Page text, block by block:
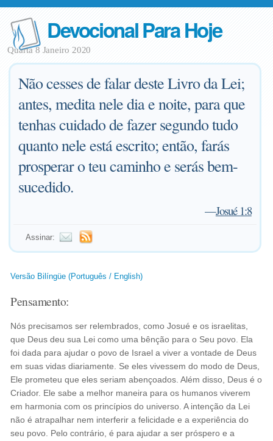
Devocional Para Hoje
Quarta 8 Janeiro 2020
Não cesses de falar deste Livro da Lei;
antes, medita nele dia e noite, para que
tenhas cuidado de fazer segundo tudo
quanto nele está escrito; então, farás
prosperar o teu caminho e serás bem-
sucedido.
—Josué 1:8
Assinar:
Versão Bilíngüe (Português / English)
Pensamento:
Nós precisamos ser relembrados, como Josué e os israelitas,
que Deus deu sua Lei como uma bênção para o Seu povo. Ela
foi dada para ajudar o povo de Israel a viver a vontade de Deus
em suas vidas diariamente. Se eles vivessem do modo de Deus,
Ele prometeu que eles seriam abençoados. Além disso, Deus é o
Criador. Ele sabe a melhor maneira para os humanos viverem
em harmonia com os princípios do universo. A intenção da Lei
não é atrapalhar nem interferir a felicidade e a experiência do
seu povo. Pelo contrário, é para ajudar a ser próspero e a